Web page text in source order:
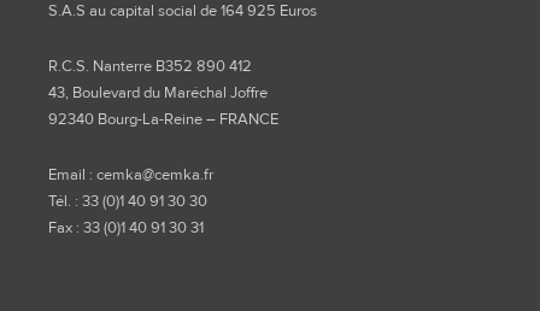
S.A.S au capital social de 164 925 Euros
R.C.S. Nanterre B352 890 412
43, Boulevard du Maréchal Joffre
92340 Bourg-La-Reine – FRANCE
Email : cemka@cemka.fr
Tél. : 33 (0)1 40 91 30 30
Fax : 33 (0)1 40 91 30 31